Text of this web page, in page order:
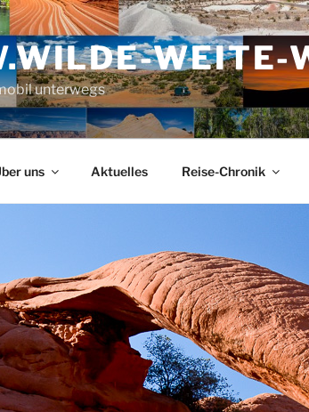
WEITE-
unterwegs
uns Aktuelles Reise-Chronik